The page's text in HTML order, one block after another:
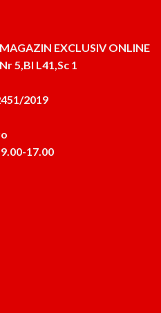
EXCLUSIV ONLINE
5,Bl L41,Sc 1
2019
17.00